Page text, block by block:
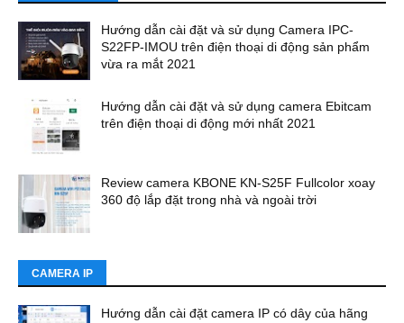
Hướng dẫn cài đặt và sử dụng Camera IPC-
S22FP-IMOU trên điện thoại di động sản phẩm
vừa ra mắt 2021
Hướng dẫn cài đặt và sử dụng camera Ebitcam
trên điện thoại di động mới nhất 2021
Review camera KBONE KN-S25F Fullcolor xoay
360 độ lắp đặt trong nhà và ngoài trời
CAMERA IP
Hướng dẫn cài đặt camera IP có dây của hãng